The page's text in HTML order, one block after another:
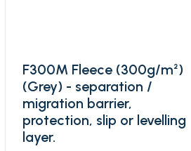
F300M Fleece (300g/m²)
(Grey) - separation /
migration barrier,
protection, slip or levelling
layer.